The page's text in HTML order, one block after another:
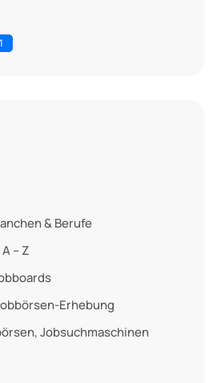
1
& Berufe
– Z
Erhebung
Jobsuchmaschinen